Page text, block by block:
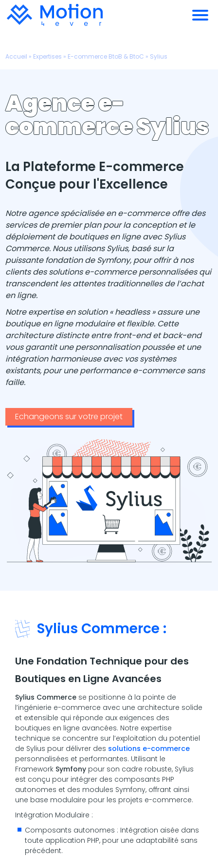
Accueil » Expertises » E-commerce BtoB & BtoC » Sylius
Agence e-
commerce Sylius
La Plateforme E-commerce
Conçue pour l'Excellence
Notre agence spécialisée en e-commerce offre des
services de premier plan pour la conception et le
déploiement de boutiques en ligne avec Sylius
Commerce. Nous utilisons Sylius, basé sur la
puissante fondation de Symfony, pour offrir à nos
clients des solutions e-commerce personnalisées qui
transcendent les attentes traditionnelles de l’achat
en ligne.
Notre expertise en solution « headless » assure une
boutique en ligne modulaire et flexible. Cette
architecture distincte entre front-end et back-end
vous garantit une personnalisation poussée et une
intégration harmonieuse avec vos systèmes
existants, pour une performance e-commerce sans
faille.
Echangeons sur votre projet
Sylius Commerce :
Une Fondation Technique pour des
Boutiques en Ligne Avancées
Sylius Commerce se positionne à la pointe de
l’ingénierie e-commerce avec une architecture solide
et extensible qui réponde aux exigences des
boutiques en ligne avancées. Notre expertise
technique se concentre sur l’exploitation du potentiel
de Sylius pour délivrer des solutions e-commerce
personnalisées et performantes. Utilisant le
Framework Symfony pour son cadre robuste, Sylius
est conçu pour intégrer des composants PHP
autonomes et des modules Symfony, offrant ainsi
une base modulaire pour les projets e-commerce.
Intégration Modulaire :
Composants autonomes : Intégration aisée dans
toute application PHP, pour une adaptabilité sans
précédent.